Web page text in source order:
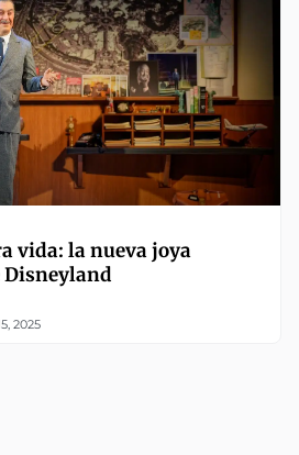
vida: la nueva joya
2025